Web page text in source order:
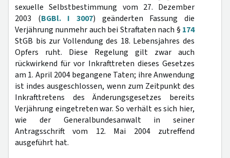
sexuelle Selbstbestimmung vom 27. Dezember
2003 (BGBl. I 3007) geänderten Fassung die
Verjährung nunmehr auch bei Straftaten nach § 174
StGB bis zur Vollendung des 18. Lebensjahres des
Opfers ruht. Diese Regelung gilt zwar auch
rückwirkend für vor Inkrafttreten dieses Gesetzes
am 1. April 2004 begangene Taten; ihre Anwendung
ist indes ausgeschlossen, wenn zum Zeitpunkt des
Inkrafttretens des Änderungsgesetzes bereits
Verjährung eingetreten war. So verhält es sich hier,
wie der Generalbundesanwalt in seiner
Antragsschrift vom 12. Mai 2004 zutreffend
ausgeführt hat.